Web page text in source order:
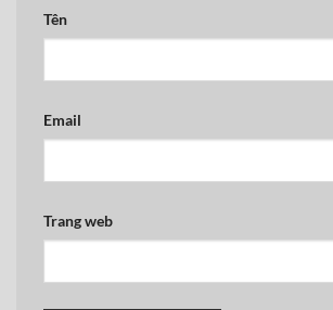
Tên
Email
Trang web